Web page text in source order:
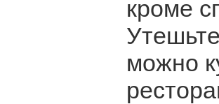
кроме
можно